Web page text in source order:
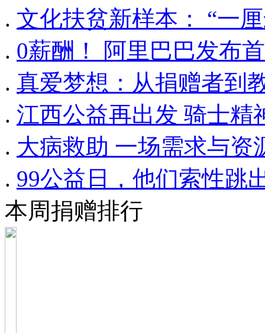
. 文化扶贫新样本： “一
. 0薪酬！ 阿里巴巴发布
. 真爱梦想：从捐赠者到
. 江西公益再出发 骑士精
. 大病救助 一场需求与资
. 99公益日，他们索性跳
本周捐赠排行